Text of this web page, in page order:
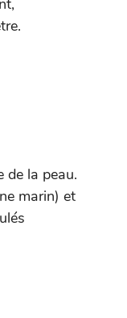
de la peau.
marin) et